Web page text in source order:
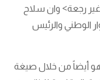
غير رجعة> وان سلاح
الوطني والرئيس
أنه <انتصر> هو أيضاً من خلال صيغة